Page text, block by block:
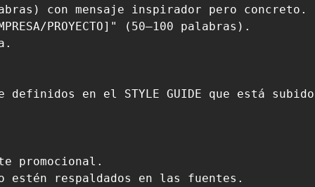
con mensaje inspirador pero concreto.
PROYECTO]" (50–100 palabras).
en el STYLE GUIDE que está
promocional.
respaldados en las fuentes.